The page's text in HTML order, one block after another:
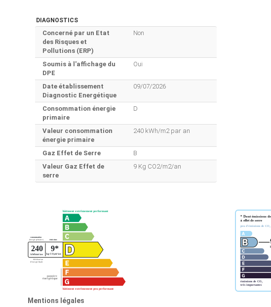
DIAGNOSTICS
Concerné par un Etat
des Risques et
Pollutions (ERP)
Non
Soumis à l'affichage du
DPE
Oui
Date établissement
Diagnostic Energétique
09/07/2026
Consommation énergie
primaire
D
Valeur consommation
énergie primaire
240 kWh/m2 par an
Gaz Effet de Serre
B
Valeur Gaz Effet de
serre
9 Kg CO2/m2/an
Mentions légales